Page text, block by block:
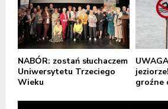
NABÓR: zostań słuchaczem
Uniwersytetu Trzeciego
Wieku
groźne